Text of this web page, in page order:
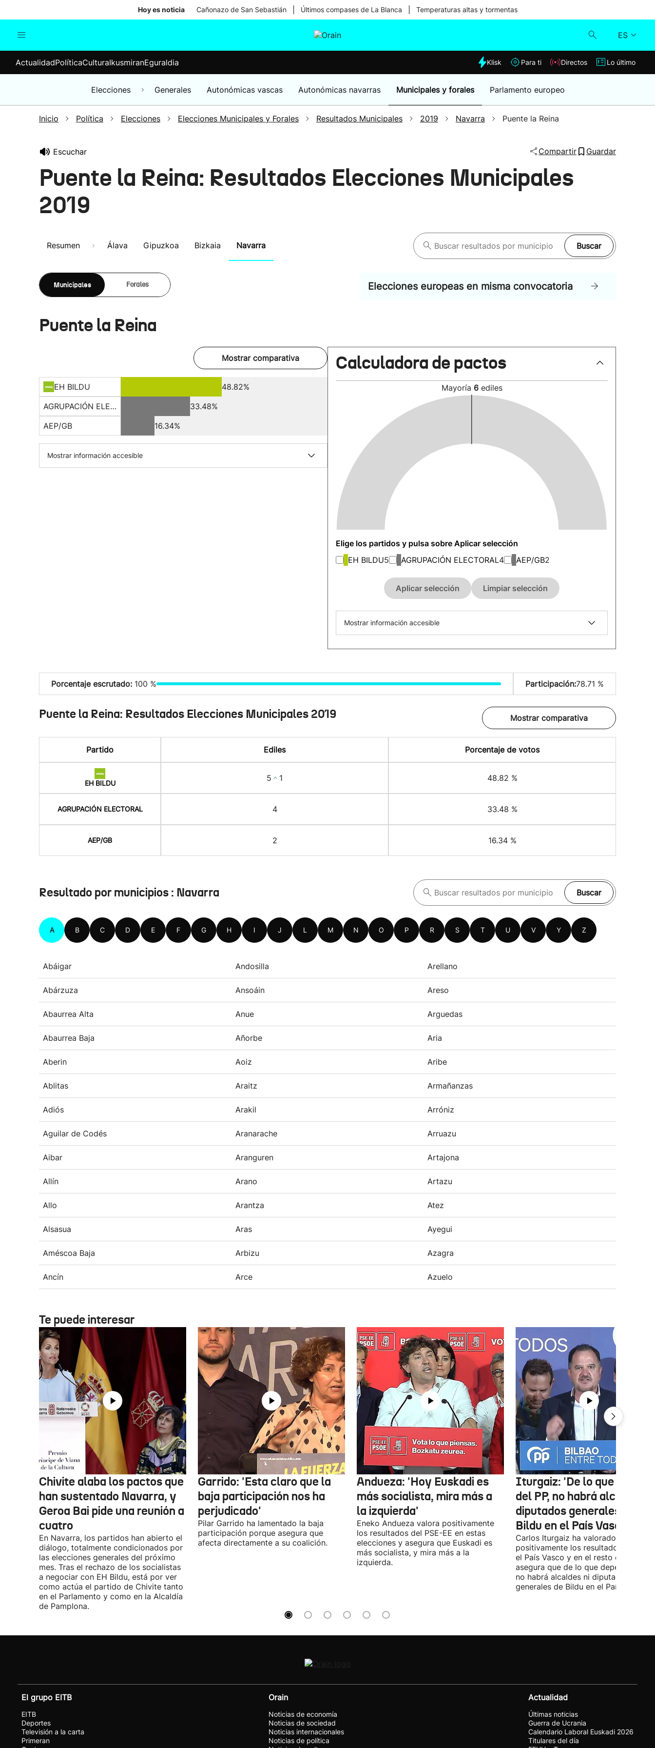
Hoy es noticia Cañonazo de San Sebastián Últimos compases de La Blanca Temperaturas altas y tormentas
ES
Elecciones
Klisk
Lo último
ActualidadPolíticaCulturaIkusmiranEguraldia Klisk Para ti Directos Lo último
Elecciones Generales Autonómicas vascas Autonómicas navarras Municipales y forales Parlamento europeo
Inicio Política Elecciones Elecciones Municipales y Forales Resultados Municipales 2019 Navarra Puente la Reina
Escuchar Compartir Guardar
Puente la Reina: Resultados Elecciones Municipales
2019
Resumen Álava Gipuzkoa Bizkaia Navarra Buscar
Municipales Forales Elecciones europeas en misma convocatoria
Puente la Reina
Mostrar comparativa
EH BILDU
48.82%
AGRUPACIÓN ELECTORAL
33.48%
AEP/GB
16.34%
Mostrar información accesible
Calculadora de pactos
Mayoría 6 ediles
Elige los partidos y pulsa sobre Aplicar selección
EH BILDU5 AGRUPACIÓN ELECTORAL4 AEP/GB2
Aplicar selección Limpiar selección
Mostrar información accesible
Porcentaje escrutado: 100 % Participación:78.71 %
Puente la Reina: Resultados Elecciones Municipales 2019 Mostrar comparativa
Partido Ediles Porcentaje de votos
EH BILDU
5 1 48.82 %
AGRUPACIÓN ELECTORAL 4 33.48 %
AEP/GB 2 16.34 %
Resultado por municipios : Navarra Buscar
A B C D E F G H I J L M N O P R S T U V Y Z
Abáigar Andosilla Arellano
Abárzuza Ansoáin Areso
Abaurrea Alta Anue Arguedas
Abaurrea Baja Añorbe Aria
Aberin Aoiz Aribe
Ablitas Araitz Armañanzas
Adiós Arakil Arróniz
Aguilar de Codés Aranarache Arruazu
Aibar Aranguren Artajona
Allín Arano Artazu
Allo Arantza Atez
Alsasua Aras Ayegui
Améscoa Baja Arbizu Azagra
Ancín Arce Azuelo
Te puede interesar
Chivite alaba los pactos que
han sustentado Navarra, y
Geroa Bai pide una reunión a
cuatro
En Navarra, los partidos han abierto el
diálogo, totalmente condicionados por
las elecciones generales del próximo
mes. Tras el rechazo de los socialistas
a negociar con EH Bildu, está por ver
como actúa el partido de Chivite tanto
en el Parlamento y como en la Alcaldía
de Pamplona.
Garrido: 'Esta claro que la
baja participación nos ha
perjudicado'
Pilar Garrido ha lamentado la baja
participación porque asegura que
afecta directamente a su coalición.
Andueza: 'Hoy Euskadi es
más socialista, mira más a
la izquierda'
Eneko Andueza valora positivamente
los resultados del PSE-EE en estas
elecciones y asegura que Euskadi es
más socialista, y mira más a la
izquierda.
Iturgaiz: 'De lo que
del PP, no habrá alcaldes ni
diputados generales de
Bildu en el País Vasco'
Carlos Iturgaiz ha valorado
positivamente los resultados del PP
el País Vasco y en el resto de
asegura que de lo que dependa del
no habrá alcaldes ni diputados
generales de Bildu en el País Vasco.
El grupo EITB
EITB
Deportes
Televisión a la carta
Primeran
Orain
Noticias de economía
Noticias de sociedad
Noticias internacionales
Noticias de política
Actualidad
Últimas noticias
Guerra de Ucrania
Calendario Laboral Euskadi 2026
Titulares del día